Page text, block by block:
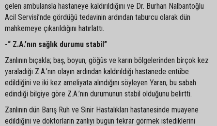
gelen ambulansla hastaneye kaldırıldığını ve Dr. Burhan Nalbantoğlu
Acil Servisi’nde gördüğü tedavinin ardından taburcu olarak dün
mahkemeye çıkarıldığını hatırlattı.
-“ Z.A.’nın sağlık durumu stabil”
Zanlının bıçakla; baş, boyun, göğüs ve karın bölgelerinden birçok kez
yaraladığı Z.A.’nın olayın ardından kaldırıldığı hastanede entübe
edildiğini ve iki kez ameliyata alındığını söyleyen Yaran, bu sabah
edindiği bilgiye göre Z.A.’nın durumunun stabil olduğunu belirtti.
Zanlının dün Barış Ruh ve Sinir Hastalıkları hastanesinde muayene
edildiğini ve doktorların zanlıyı bugün tekrar görmek istediklerini